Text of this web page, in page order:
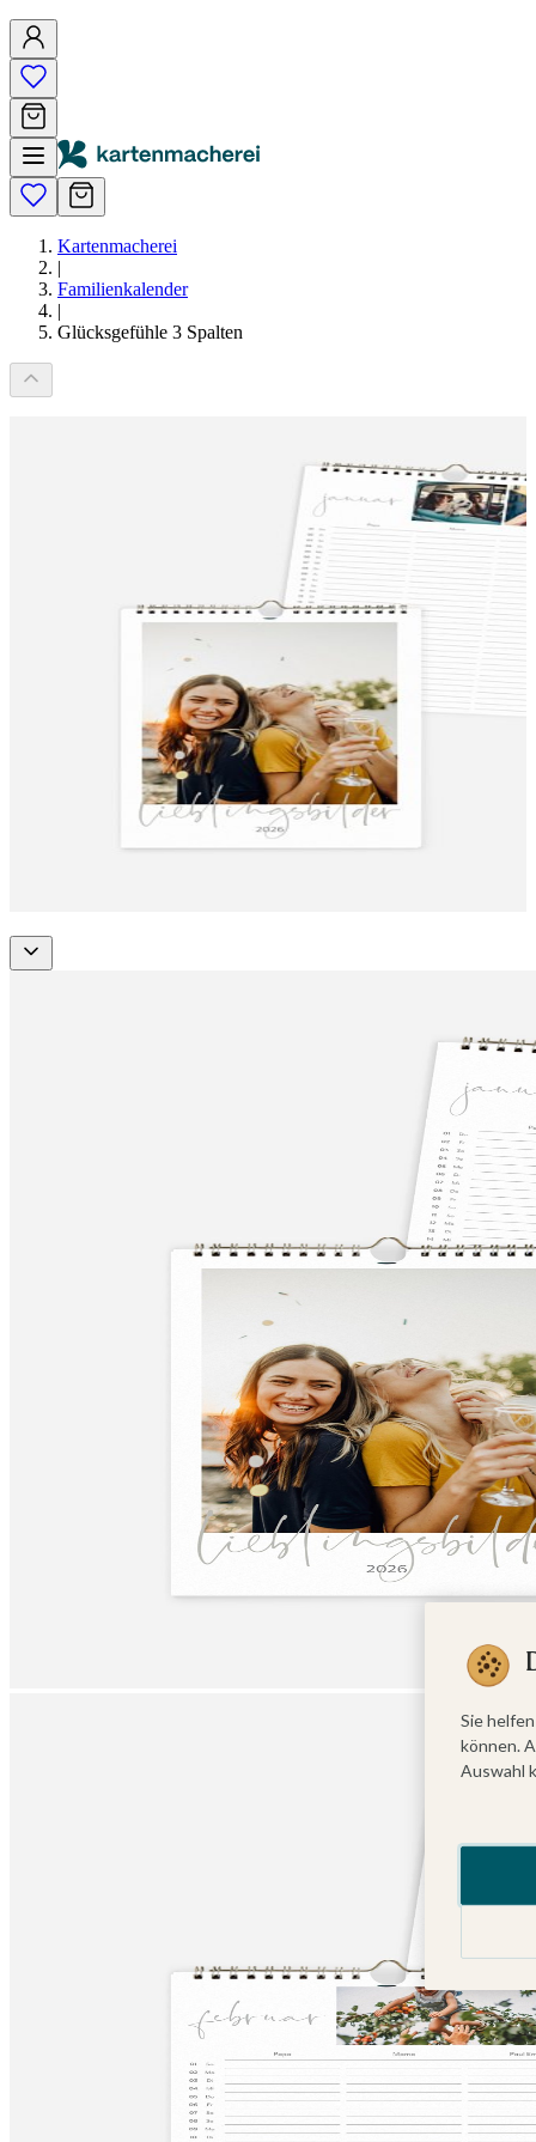
Kartenmacherei
|
Familienkalender
|
Glücksgefühle 3 Spalten
Sie
können.
Auswahl